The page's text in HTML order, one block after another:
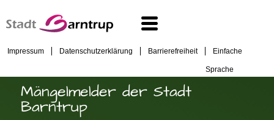
Impressum Datenschutzerklärung Barrierefreiheit Einfache
Sprache
Mängelmelder der Stadt
Barntrup